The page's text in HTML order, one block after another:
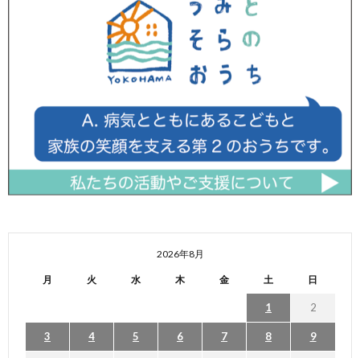
2026年8月
月 火 水 木 金 土 日
1 2
3 4 5 6 7 8 9